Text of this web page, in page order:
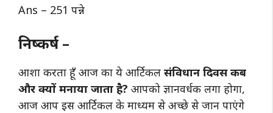
Ans – 251 पन्ने
निष्कर्ष –
आशा करता हूँ आज का ये आर्टिकल संविधान दिवस कब
और क्यों मनाया जाता है? आपको ज्ञानवर्धक लगा होगा,
आज आप इस आर्टिकल के माध्यम से अच्छे से जान पाएंगे